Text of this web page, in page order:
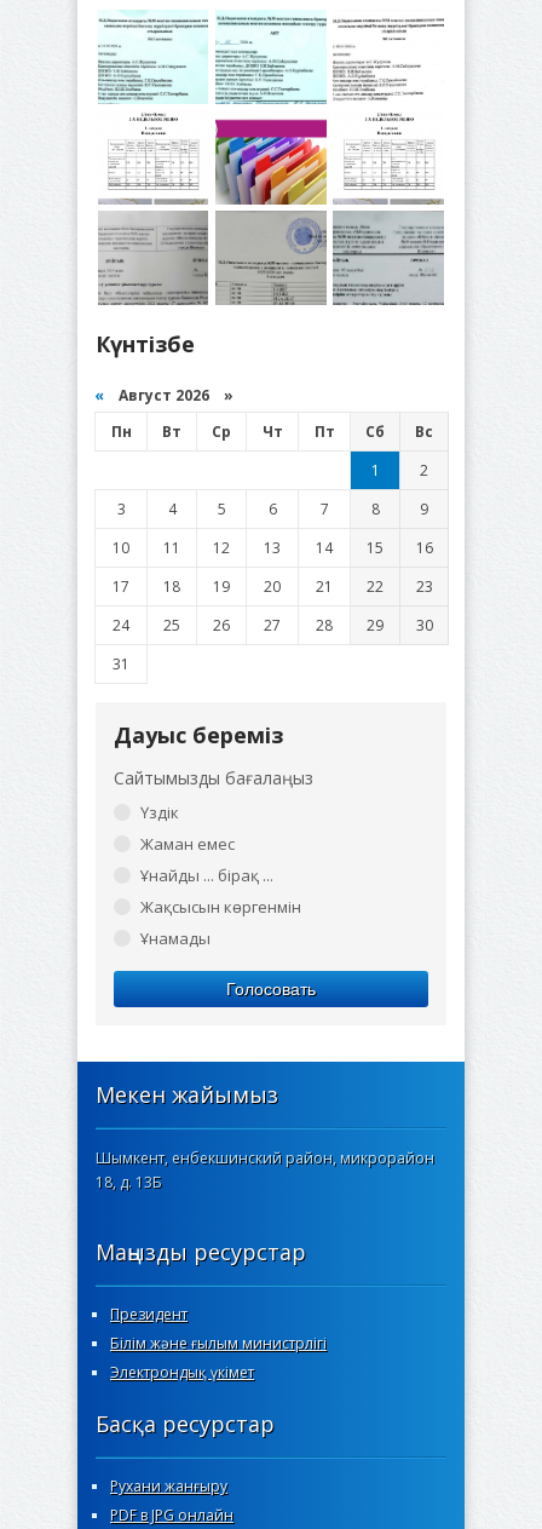
Күнтізбе
« Август 2026 »
Пн
Вт Ср Чт Пт Сб
Вс
1
2
3
4 5 6 7 8
9
10
11 12 13 14 15
16
17
18 19 20 21 22
23
24
25 26 27 28 29
30
31
Дауыс береміз
Сайтымызды бағалаңыз
Үздік
Жаман емес
Ұнайды ... бірақ ...
Жақсысын көргенмін
Ұнамады
Голосовать
Мекен жайымыз
Шымкент, енбекшинский район, микрорайон
18, д. 13Б
Маңызды ресурстар
Президент
Білім және ғылым министрлігі
Электрондық үкімет
Басқа ресурстар
Рухани жанғыру
PDF в JPG онлайн